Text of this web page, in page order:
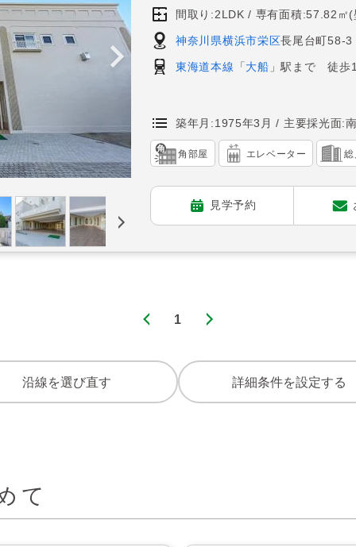
間取り:2LDK 専有面積:57.82㎡(
神奈川県横浜市栄区長尾台町58-3
東海道本線 「 大船 」駅まで 徒歩
築年月:1975年3月 主要採光面:
角部屋 エレベーター
見学予約
1
沿線を選び直す 詳細条件を設定する
て